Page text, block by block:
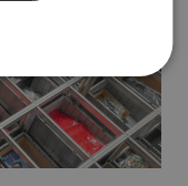
ITALIAN
ENGLISH